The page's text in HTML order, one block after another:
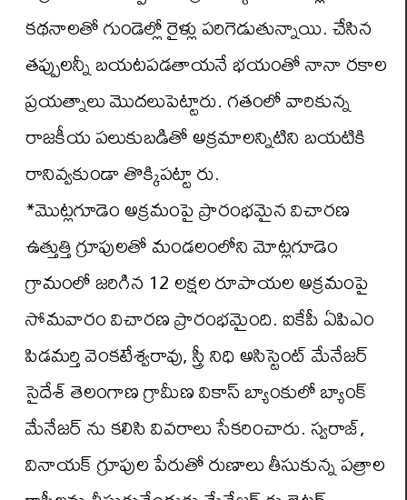
కథనాలతో గుండెల్లో రైళ్లు పరిగెడుతున్నాయి. చేసిన
తప్పులన్నీ బయటపడతాయనే భయంతో నానా రకాల
ప్రయత్నాలు మొదలుపెట్టారు. గతంలో వారికున్న
రాజకీయ పలుకుబడితో అక్రమాలన్నిటిని బయటికి
రానివ్వకుండా తొక్కిపట్టా రు.
*మొట్లగూడెం అక్రమంపై ప్రారంభమైన విచారణ
ఉత్తుత్తి గ్రూపులతో మండలంలోని మోట్లగూడెం
గ్రామంలో జరిగిన 12 లక్షల రూపాయల అక్రమంపై
సోమవారం విచారణ ప్రారంభమైంది. ఐకేపీ ఏపిఎం
పిడమర్తి వెంకటేశ్వరావు, స్త్రీ నిధి అసిస్టెంట్ మేనేజర్
సైదేశ్ తెలంగాణ గ్రామీణ వికాస్ బ్యాంకులో బ్యాంక్
మేనేజర్ ను కలిసి వివరాలు సేకరించారు. స్వరాజ్,
వినాయక్ గ్రూపుల పేరుతో రుణాలు తీసుకున్న పత్రాల